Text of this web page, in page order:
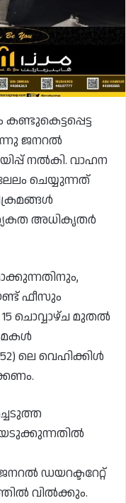
ജനറൽ
നൽകി. വാഹന
ചെയ്യുന്നത്
അധികൃതർ
ഫീസും
ചൊവ്വാഴ്ച മുതൽ
ലെ വെഹിക്കിൾ
ഡയറക്ടറേറ്റ്
വിൽക്കും.